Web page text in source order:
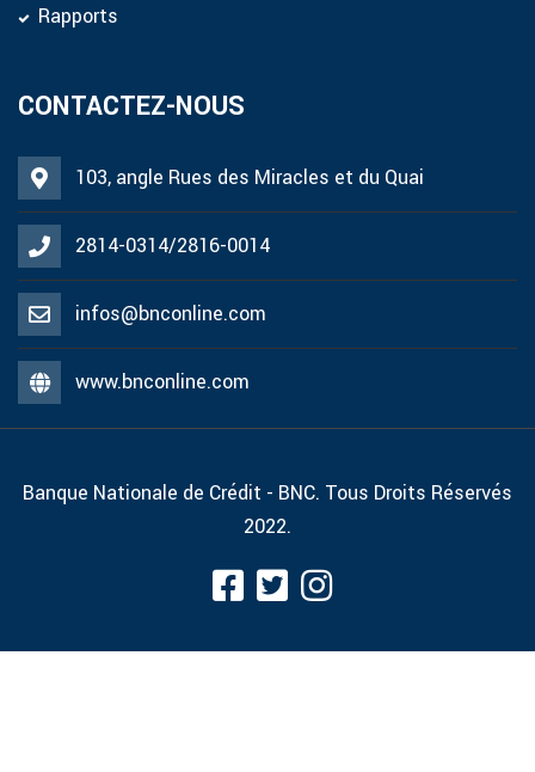
Rapports
CONTACTEZ-NOUS
103, angle Rues des Miracles et du Quai
2814-0314/2816-0014
infos@bnconline.com
www.bnconline.com
Banque Nationale de Crédit - BNC. Tous Droits Réservés
2022.